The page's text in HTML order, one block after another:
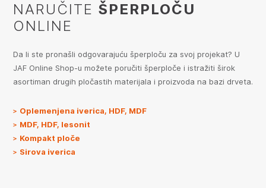
NARUČITE ŠPERPLOČU
ONLINE
Da li ste pronašli odgovarajuću šperploču za svoj projekat? U
JAF Online Shop-u možete poručiti šperploče i istražiti širok
asortiman drugih pločastih materijala i proizvoda na bazi drveta.
Oplemenjena iverica, HDF, MDF
MDF, HDF, lesonit
Kompakt ploče
Sirova iverica